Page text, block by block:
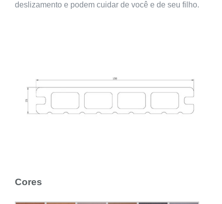
deslizamento e podem cuidar de você e de seu filho.
Cores